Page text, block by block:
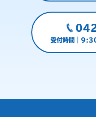
受付時間｜